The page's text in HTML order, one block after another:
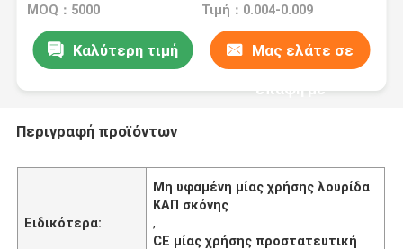
MOQ：5000 Τιμή：0.004-0.009
Καλύτερη τιμή Μας ελάτε σε
επαφή με
Περιγραφή προϊόντων
Ειδικότερα:
Μη υφαμένη μίας χρήσης λουρίδα
ΚΑΠ σκόνης
,
CE μίας χρήσης προστατευτική